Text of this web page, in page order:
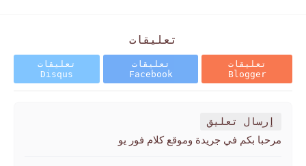
تعليقات
تعليقات
Blogger
تعليقات
Facebook
تعليقات
Disqus
إرسال تعليق
مرحبا بكم في جريدة وموقع كلام فور يو